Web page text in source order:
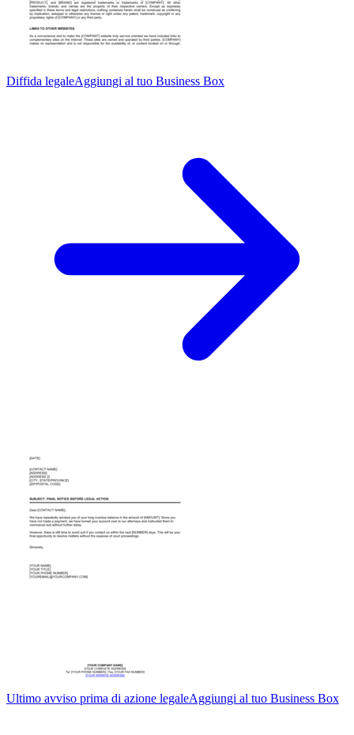
Diffida legaleAggiungi al tuo Business Box
Ultimo avviso prima di azione legaleAggiungi al tuo Business Box